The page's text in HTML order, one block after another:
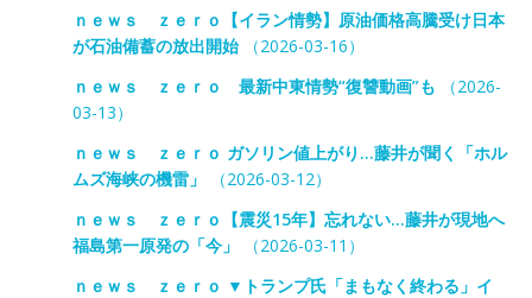
ｎｅｗｓ ｚｅｒｏ【イラン情勢】原油価格高騰受け日本
が石油備蓄の放出開始（2026-03-16）
ｎｅｗｓ ｚｅｒｏ 最新中東情勢“復讐動画”も （2026-
03-13）
ｎｅｗｓ ｚｅｒｏ ガソリン値上がり…藤井が聞く「ホル
ムズ海峡の機雷」
（2026-03-12）
ｎｅｗｓ ｚｅｒｏ【震災15年】忘れない…藤井が現地へ
福島第一原発の「今」
（2026-03-11）
ｎｅｗｓ ｚｅｒｏ ▼トランプ氏「まもなく終わる」イ